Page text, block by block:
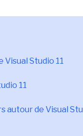
Studio 11
11
de Visual